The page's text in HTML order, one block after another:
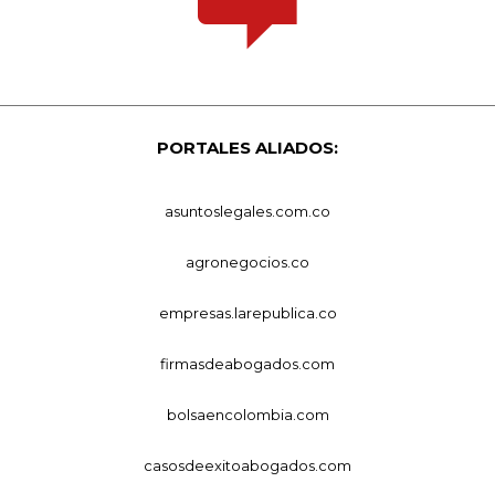
PORTALES ALIADOS:
asuntoslegales.com.co
agronegocios.co
empresas.larepublica.co
firmasdeabogados.com
bolsaencolombia.com
casosdeexitoabogados.com